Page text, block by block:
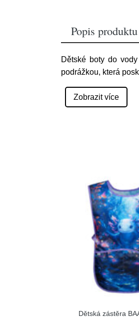
Popis produktu
Dětské boty do
podrážkou, která
Zobrazit více
Dětská zástěra